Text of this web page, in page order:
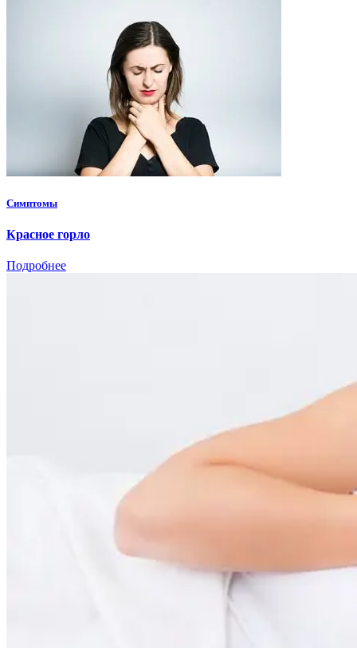
Симптомы
Красное горло
Подробнее